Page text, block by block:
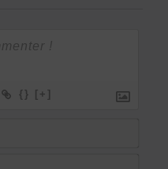
{} [+]